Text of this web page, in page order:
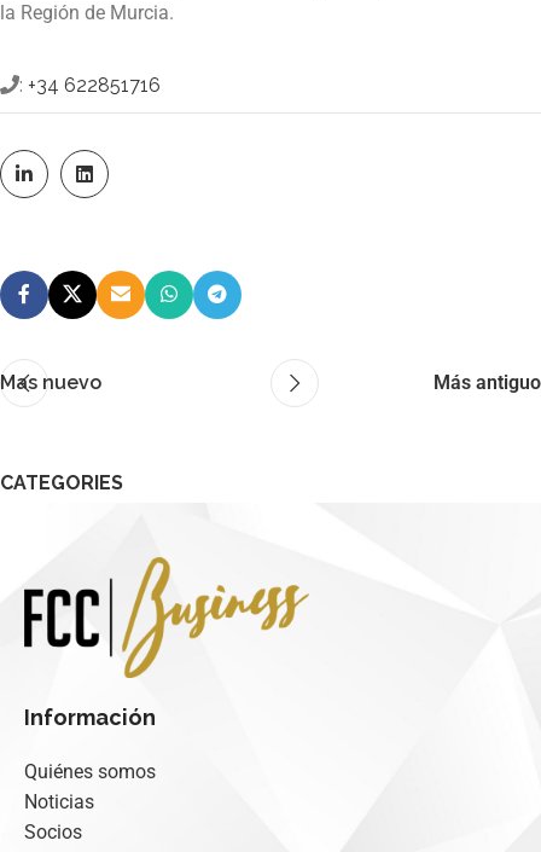
la Región de Murcia.
: +34 622851716
Mas nuevo Más antiguo
CATEGORIES
Información
Quiénes somos
Noticias
Socios